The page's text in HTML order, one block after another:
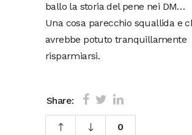
ballo la storia del pene nei DM…
Una cosa parecchio squallida e
avrebbe potuto tranquillamente
risparmiarsi.
Share:
0